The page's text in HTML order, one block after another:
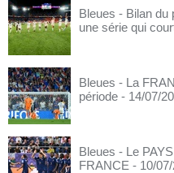
Bleues - Bilan du
une série qui
Bleues - La
période - 14/07/
Bleues - Le
FRANCE - 10/